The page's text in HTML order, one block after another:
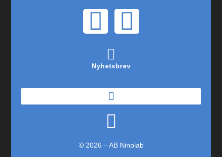
Nyhetsbrev
© 2026 – AB Ninolab